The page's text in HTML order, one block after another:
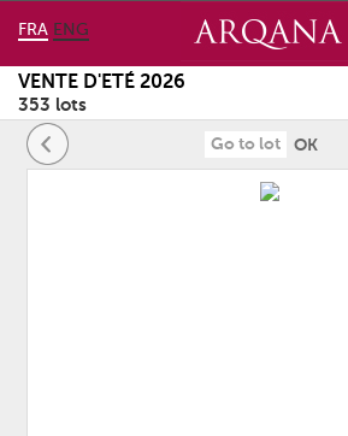
FRA ENG
353 lots
OK
VENTE D'ETÉ 2026